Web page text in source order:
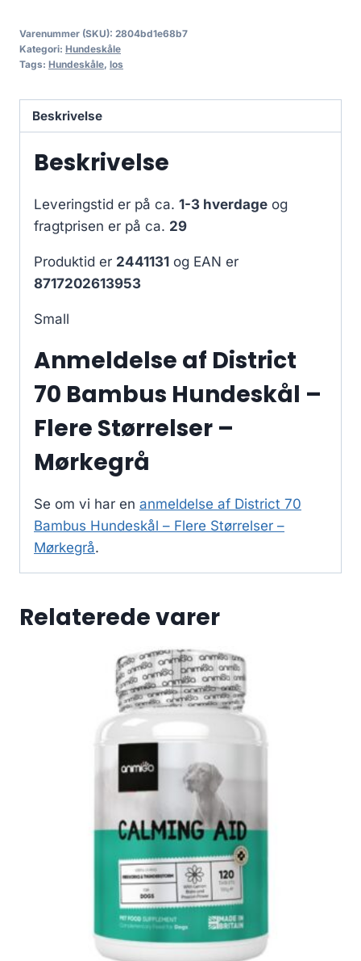
Varenummer (SKU): 2804bd1e68b7
Kategori: Hundeskåle
Tags: Hundeskåle, los
Beskrivelse
Beskrivelse
Leveringstid er på ca. 1-3 hverdage og
fragtprisen er på ca. 29
Produktid er 2441131 og EAN er
8717202613953
Small
Anmeldelse af District
70 Bambus Hundeskål –
Flere Størrelser –
Mørkegrå
Se om vi har en anmeldelse af District 70
Bambus Hundeskål – Flere Størrelser –
Mørkegrå.
Relaterede varer